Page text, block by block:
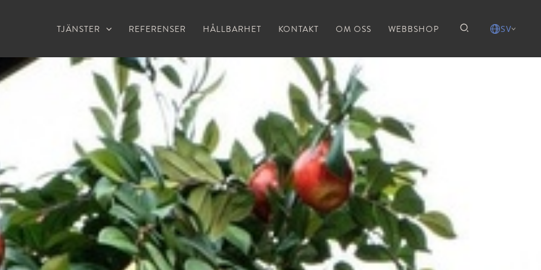
TJÄNSTER REFERENSER HÅLLBARHET KONTAKT OM OSS WEBBSHOP SV